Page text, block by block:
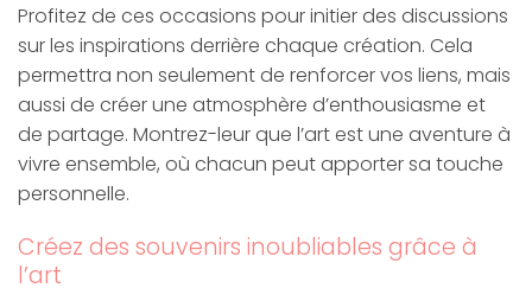
Profitez de ces occasions pour initier des discussions
sur les inspirations derrière chaque création. Cela
permettra non seulement de renforcer vos liens, mais
aussi de créer une atmosphère d’enthousiasme et
de partage. Montrez-leur que l’art est une aventure à
vivre ensemble, où chacun peut apporter sa touche
personnelle.
Créez des souvenirs inoubliables grâce à
l’art